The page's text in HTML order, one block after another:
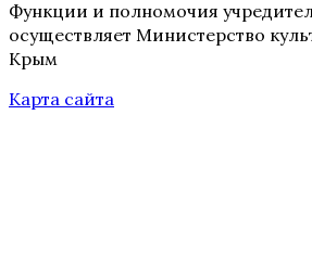
Функции и полномочия
осуществляет Министерство
Крым
Карта сайта